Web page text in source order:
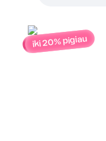
iki 20% pigiau